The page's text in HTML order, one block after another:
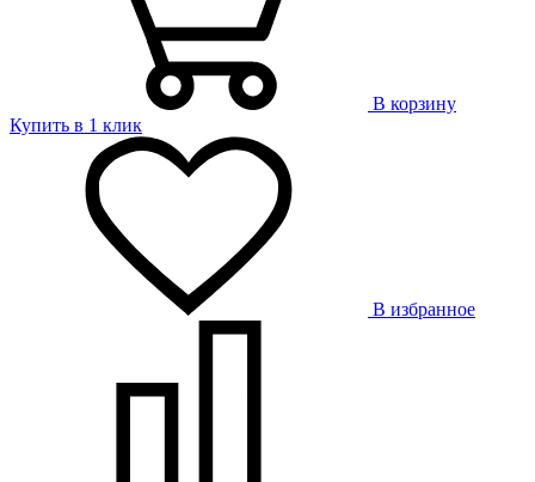
В корзину
Купить в 1 клик
В избранное